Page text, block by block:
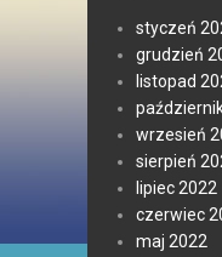
styczeń
grudzień
listopad
wrzesień
sierpień
lipiec 2022
czerwiec
maj 2022